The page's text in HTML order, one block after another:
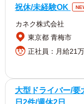
祝休/未経験OK
カネク株式会社
東京都 青梅市
正社員：月給21
大型ドライバー/要
日2件/週休2日